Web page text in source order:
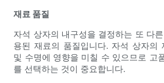
재료 품질
자석 상자의 내구성을 결정하는 또 다
용된 재료의 품질입니다. 자석 상자의
및 수명에 영향을 미칠 수 있으므로 고
를 선택하는 것이 중요합니다.